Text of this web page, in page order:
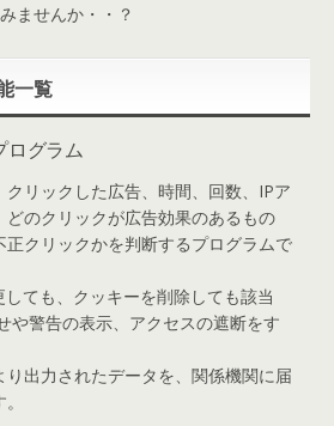
ませんか・・？
一覧
ログラム
リックした広告、時間、回数、IPア
どのクリックが広告効果のあるもの
正クリックかを判断するプログラムで
ても、クッキーを削除しても該当
や警告の表示、アクセスの遮断をす
出力されたデータを、関係機関に届